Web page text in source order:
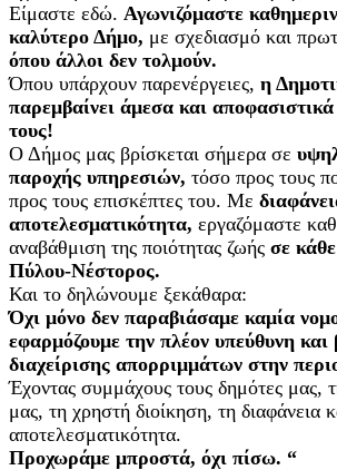
Είμαστε εδώ. Αγωνιζόμαστε
καλύτερο Δήμο, με σχεδιασμό και
όπου άλλοι δεν τολμούν.
Όπου υπάρχουν παρενέργειες, η
παρεμβαίνει άμεσα και
τους!
Ο Δήμος μας βρίσκεται σήμερα σε
παροχής υπηρεσιών, τόσο προς τους
προς τους επισκέπτες του. Με
αποτελεσματικότητα, εργαζόμαστε
αναβάθμιση της ποιότητας ζωής σε
Πύλου-Νέστορος.
Και το δηλώνουμε ξεκάθαρα:
Όχι μόνο δεν παραβιάσαμε καμία
εφαρμόζουμε την πλέον υπεύθυνη και
διαχείρισης απορριμμάτων στην
Έχοντας συμμάχους τους δημότες μας,
μας, τη χρηστή διοίκηση, τη διαφάνεια
αποτελεσματικότητα.
Προχωράμε μπροστά, όχι πίσω. “